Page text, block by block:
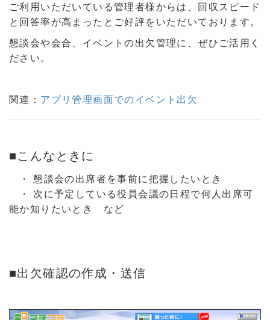
ご利用いただいている管理者様からは、回収スピード
と回答率が高まったとご好評をいただいております。
懇談会や会合、イベントの出欠管理に、ぜひご活用く
ださい。
関連： アプリ管理画面でのイベント出欠
■こんなときに
・ 懇談会の出席者を事前に把握したいとき
・ 次に予定している役 員会議の日程で何人出席可
能か知りたいとき など
■出欠確認の作成・送信